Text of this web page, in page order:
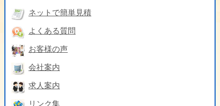
ネットで簡単見積
よくある質問
お客様の声
会社案内
求人案内
リンク集